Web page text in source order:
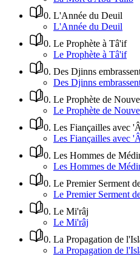
0. L'Année du Deuil
L'Année du Deuil
0. Le Prophète à Tâ'if
Le Prophète à Tâ'if
0. Des Djinns
Des Djinns
0. Le Prophète de
Le Prophète de
0. Les Fiançailles avec
Les Fiançailles avec
0. Les Hommes de
Les Hommes de
0. Le Premier Serment
Le Premier Serment
0. Le Mi'râj
Le Mi'râj
0. La Propagation de
La Propagation de